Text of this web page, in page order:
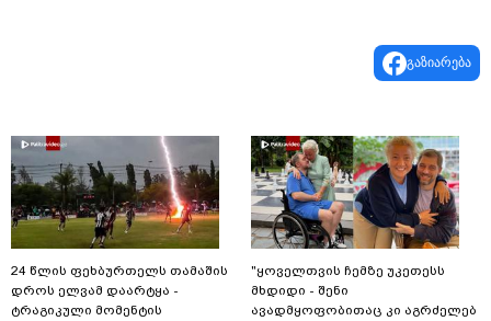
გაზიარება
24 წლის ფეხბურთელს თამაშის
დროს ელვამ დაარტყა -
ტრაგიკული მომენტის
"ყოველთვის ჩემზე უკეთესს
მხდიდი - შენი
ავადმყოფობითაც კი აგრძელებ